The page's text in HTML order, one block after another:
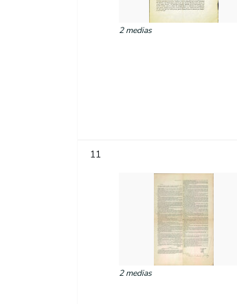
2 medias
11
2 medias